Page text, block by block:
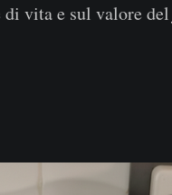
vita e sul valore del